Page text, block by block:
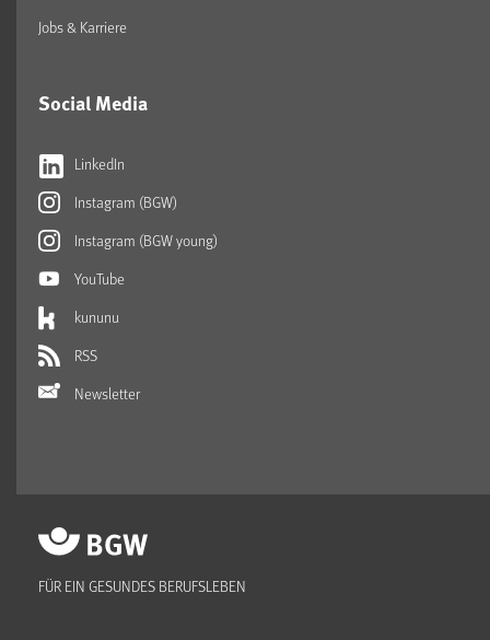
Jobs & Karriere
Social Media
LinkedIn
Instagram (BGW)
Instagram (BGW young)
YouTube
kununu
RSS
Newsletter
FÜR EIN GESUNDES BERUFSLEBEN